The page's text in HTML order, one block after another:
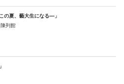
の夏、藝大生になる―」
列館